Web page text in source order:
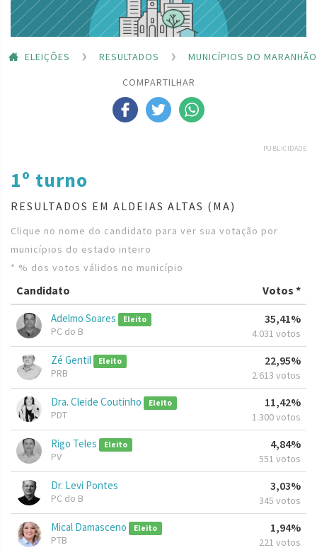
ELEIÇÕES RESULTADOS
MUNICÍPIOS DO MARANHÃO
COMPARTILHAR
PUBLICIDADE
1º turno
RESULTADOS EM ALDEIAS ALTAS (MA)
Clique no nome do candidato para ver sua votação por
municípios do estado inteiro
* % dos votos válidos no município
Candidato Votos *
Adelmo Soares Eleito
PC do B
35,41%
4.031 votos
Zé Gentil Eleito
PRB
22,95%
2.613 votos
Dra. Cleide Coutinho Eleito
PDT
11,42%
1.300 votos
Rigo Teles Eleito
PV
4,84%
551 votos
Dr. Levi Pontes
PC do B
3,03%
345 votos
Mical Damasceno Eleito
PTB
1,94%
221 votos